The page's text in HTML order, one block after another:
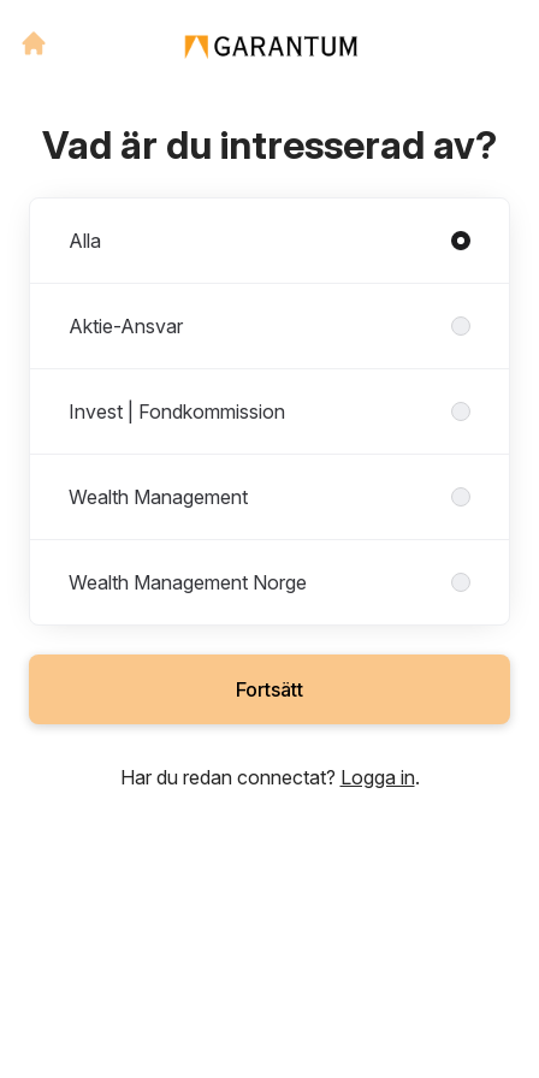
Vad är du intresserad av?
Alla
Aktie-Ansvar
Invest | Fondkommission
Wealth Management
Wealth Management Norge
Fortsätt
Har du redan connectat? Logga in.